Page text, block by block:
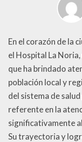
En el corazón de la
el Hospital La
que ha brindado
población local y
del sistema de
referente en la
significativamente
Su trayectoria y